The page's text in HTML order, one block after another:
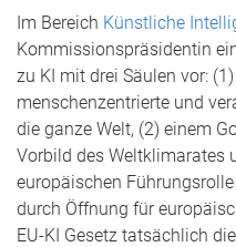
Im Bereich Künstliche
Kommissionspräsidentin
zu KI mit drei Säulen vor:
menschenzentrierte und
die ganze Welt, (2) einem
Vorbild des Weltklimarates
europäischen
durch Öffnung für
EU-KI Gesetz tatsächlich